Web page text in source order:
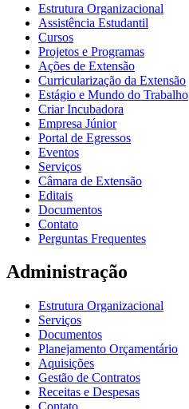
Estrutura Organizacional
Assistência Estudantil
Cursos
Projetos e Programas
Ações de Extensão
Curricularização da Extensão
Estágio e Mundo do Trabalho
Criar Incubadora
Empresa Júnior
Portal de Egressos
Eventos
Serviços
Câmara de Extensão
Editais
Documentos
Contato
Perguntas Frequentes
Administração
Estrutura Organizacional
Serviços
Documentos
Planejamento Orçamentário
Aquisições
Gestão de Contratos
Receitas e Despesas